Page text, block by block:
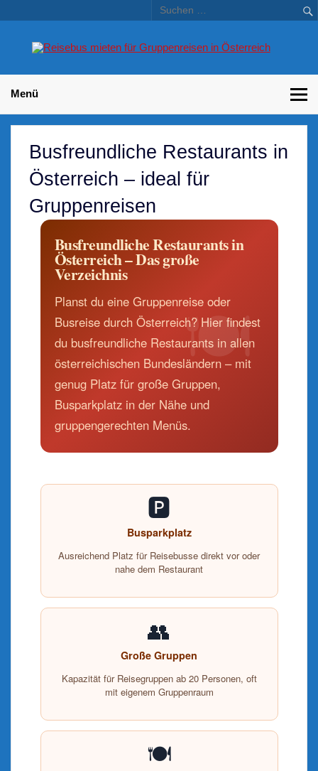
–
Menü
Busfreundliche Restaurants in
Österreich – ideal für
Gruppenreisen
Busfreundliche Restaurants in
Österreich – Das große
Verzeichnis
Planst du eine Gruppenreise oder
Busreise durch Österreich? Hier findest
du busfreundliche Restaurants in allen
österreichischen Bundesländern – mit
genug Platz für große Gruppen,
Busparkplatz in der Nähe und
gruppengerechten Menüs.
🅿️
Busparkplatz
Ausreichend Platz für Reisebusse direkt vor oder
nahe dem Restaurant
👥
Große Gruppen
Kapazität für Reisegruppen ab 20 Personen, oft
mit eigenem Gruppenraum
🍽️